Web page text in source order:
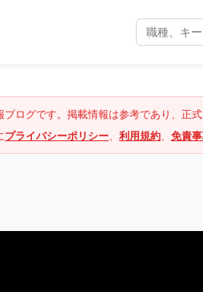
ログです。掲載情報は参考であり、正
プライバシーポリシー、 利用規約、 免責